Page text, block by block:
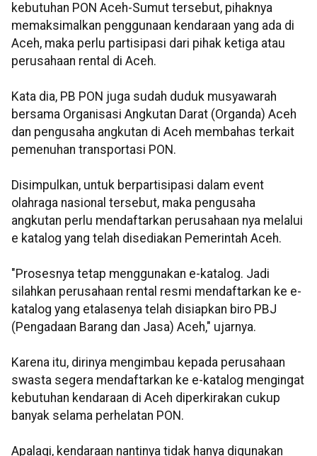
kebutuhan PON Aceh-Sumut tersebut, pihaknya
memaksimalkan penggunaan kendaraan yang ada di
Aceh, maka perlu partisipasi dari pihak ketiga atau
perusahaan rental di Aceh.
Kata dia, PB PON juga sudah duduk musyawarah
bersama Organisasi Angkutan Darat (Organda) Aceh
dan pengusaha angkutan di Aceh membahas terkait
pemenuhan transportasi PON.
Disimpulkan, untuk berpartisipasi dalam event
olahraga nasional tersebut, maka pengusaha
angkutan perlu mendaftarkan perusahaan nya melalui
e katalog yang telah disediakan Pemerintah Aceh.
"Prosesnya tetap menggunakan e-katalog. Jadi
silahkan perusahaan rental resmi mendaftarkan ke e-
katalog yang etalasenya telah disiapkan biro PBJ
(Pengadaan Barang dan Jasa) Aceh," ujarnya.
Karena itu, dirinya mengimbau kepada perusahaan
swasta segera mendaftarkan ke e-katalog mengingat
kebutuhan kendaraan di Aceh diperkirakan cukup
banyak selama perhelatan PON.
Apalagi, kendaraan nantinya tidak hanya digunakan